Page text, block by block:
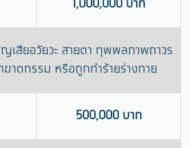
1,000,000 บาท
ญเสียอวัยวะ สายตา ทุพพลภาพถาวร
าตกรรม หรือถูกทำร้ายร่างกาย
500,000 บาท